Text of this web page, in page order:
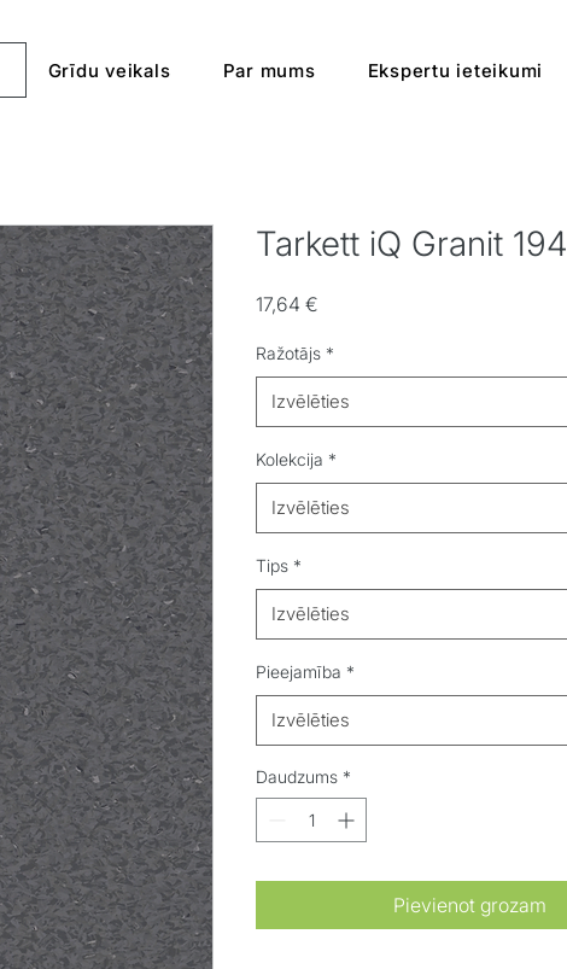
Grīdu veikals Par mums Ekspertu ieteikumi
Tarkett iQ Granit 194
17,64 €
Ražotājs *
Izvēlēties
Kolekcija *
Izvēlēties
Tips *
Izvēlēties
Pieejamība *
Izvēlēties
Daudzums *
Pievienot grozam